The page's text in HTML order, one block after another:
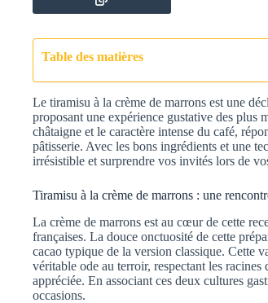
Table des matières
Le tiramisu à la crème de marrons est une
proposant une expérience gustative des plus
châtaigne et le caractère intense du café,
pâtisserie. Avec les bons ingrédients et une
irrésistible et surprendre vos invités lors de
Tiramisu à la crème de marrons : une
La crème de marrons est au cœur de cette
françaises. La douce onctuosité de cette
cacao typique de la version classique. Cette
véritable ode au terroir, respectant les
appréciée. En associant ces deux cultures
occasions.